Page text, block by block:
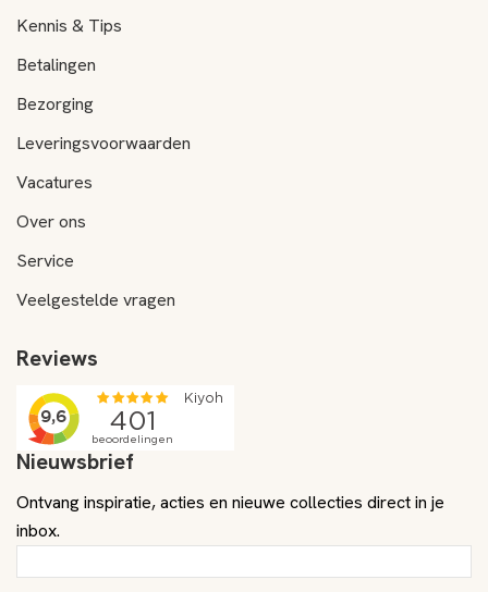
Kennis & Tips
Betalingen
Bezorging
Leveringsvoorwaarden
Vacatures
Over ons
Service
Veelgestelde vragen
Reviews
Nieuwsbrief
Ontvang inspiratie, acties en nieuwe collecties direct in je
inbox.